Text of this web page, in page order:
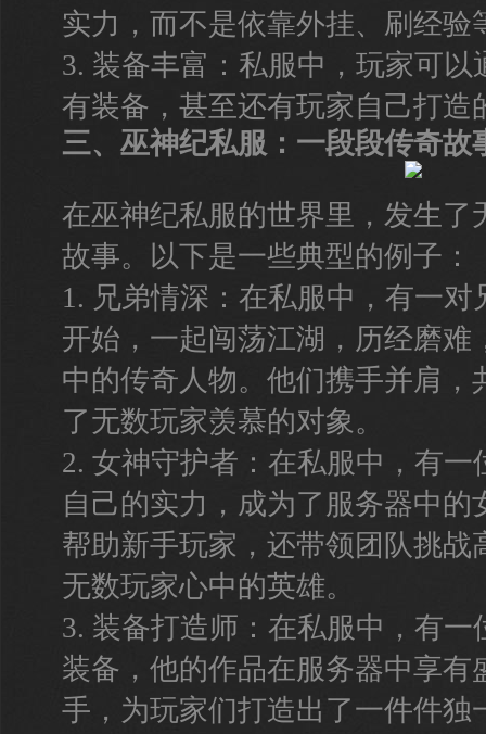
实力，而不是依靠外挂、刷经验
3. 装备丰富：私服中，玩家可
有装备，甚至还有玩家自己打造
三、巫神纪私服：一段段传奇故
在巫神纪私服的世界里，发生了
故事。以下是一些典型的例子：
1. 兄弟情深：在私服中，有一
开始，一起闯荡江湖，历经磨难
中的传奇人物。他们携手并肩，
了无数玩家羡慕的对象。
2. 女神守护者：在私服中，有
自己的实力，成为了服务器中的
帮助新手玩家，还带领团队挑战
无数玩家心中的英雄。
3. 装备打造师：在私服中，有
装备，他的作品在服务器中享有
手，为玩家们打造出了一件件独